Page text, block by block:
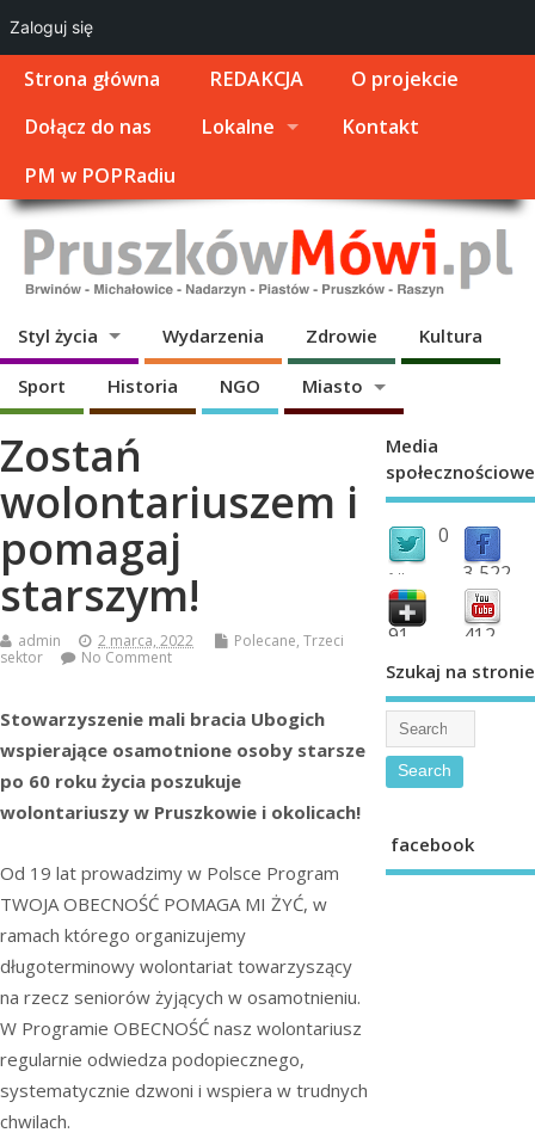
Strona główna REDAKCJA
O projekcie
Dołącz do nas
Lokalne
Kontakt
PM w POPRadiu
Styl życia Wydarzenia Zdrowie Kultura
Sport Historia NGO Miasto
Zostań
wolontariuszem i
pomagaj
starszym!
admin 2 marca, 2022 Polecane, Trzeci
sektor
No Comment
Stowarzyszenie mali bracia Ubogich
wspierające osamotnione osoby starsze
po 60 roku życia poszukuje
wolontariuszy w Pruszkowie i okolicach!
Od 19 lat prowadzimy w Polsce Program
TWOJA OBECNOŚĆ POMAGA MI ŻYĆ, w
ramach którego organizujemy
długoterminowy wolontariat towarzyszący
na rzecz seniorów żyjących w osamotnieniu.
W Programie OBECNOŚĆ nasz wolontariusz
regularnie odwiedza podopiecznego,
systematycznie dzwoni i wspiera w trudnych
chwilach.
Media
społecznościowe
0
followers 3,522
fans
91 412
Szukaj na stronie
facebook
Zaloguj się